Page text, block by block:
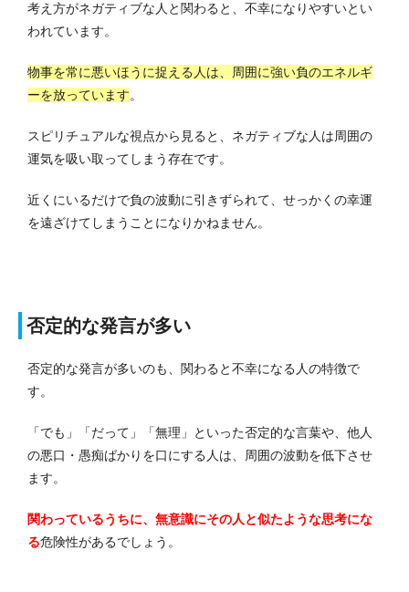
考え方がネガティブな人と関わると、不幸になりやすいとい
われています。
物事を常に悪いほうに捉える人は、周囲に強い負のエネルギ
ーを放っています。
スピリチュアルな視点から見ると、ネガティブな人は周囲の
運気を吸い取ってしまう存在です。
近くにいるだけで負の波動に引きずられて、せっかくの幸運
を遠ざけてしまうことになりかねません。
否定的な発言が多い
否定的な発言が多いのも、関わると不幸になる人の特徴で
す。
「でも」「だって」「無理」といった否定的な言葉や、他人
の悪口・愚痴ばかりを口にする人は、周囲の波動を低下させ
ます。
関わっているうちに、無意識にその人と似たような思考にな
る危険性があるでしょう。